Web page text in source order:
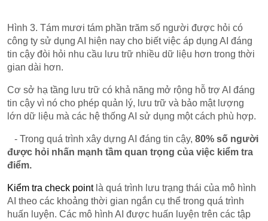
Hình 3. Tám mươi tám phần trăm số người được hỏi có
công ty sử dụng AI hiện nay cho biết việc áp dụng AI đáng
tin cậy đòi hỏi nhu cầu lưu trữ nhiều dữ liệu hơn trong thời
gian dài hơn.
Cơ sở hạ tầng lưu trữ có khả năng mở rộng hỗ trợ AI đáng
tin cậy vì nó cho phép quản lý, lưu trữ và bảo mật lượng
lớn dữ liệu mà các hệ thống AI sử dụng một cách phù hợp.
- Trong quá trình xây dựng AI đáng tin cậy,80% số người
được hỏi nhấn mạnh tầm quan trọng của việc kiểm tra
điểm.
Kiểm tra check point là quá trình lưu trạng thái của mô hình
AI theo các khoảng thời gian ngắn cụ thể trong quá trình
huấn luyện. Các mô hình AI được huấn luyện trên các tập